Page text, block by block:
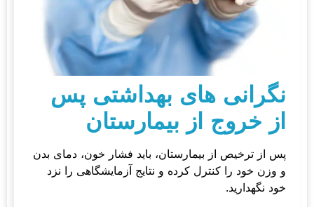
نگرانی های بهداشتی پس
از خروج از بیمارستان
پس از ترخیص از بیمارستان، باید فشار خون، دمای بدن
و وزن خود را کنترل کرده و نتایج آزمایشگاهی را نزد
خود نگهدارید.